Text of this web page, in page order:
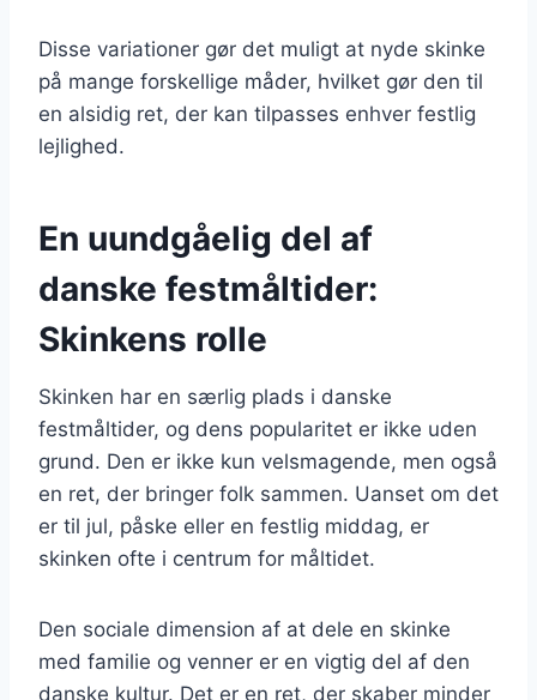
Disse variationer gør det muligt at nyde skinke
på mange forskellige måder, hvilket gør den til
en alsidig ret, der kan tilpasses enhver festlig
lejlighed.
En uundgåelig del af
danske festmåltider:
Skinkens rolle
Skinken har en særlig plads i danske
festmåltider, og dens popularitet er ikke uden
grund. Den er ikke kun velsmagende, men også
en ret, der bringer folk sammen. Uanset om det
er til jul, påske eller en festlig middag, er
skinken ofte i centrum for måltidet.
Den sociale dimension af at dele en skinke
med familie og venner er en vigtig del af den
danske kultur. Det er en ret, der skaber minder